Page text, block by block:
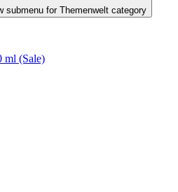
submenu for Themenwelt category
ml (Sale)